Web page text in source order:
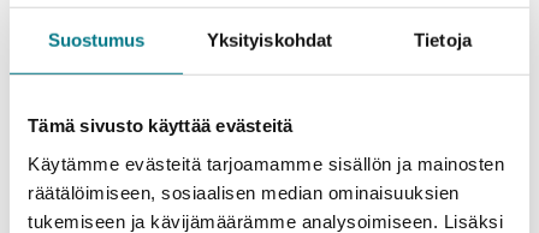
Suostumus Yksityiskohdat Tietoja
Tämä sivusto käyttää evästeitä
Käytämme evästeitä tarjoamamme sisällön ja mainosten
räätälöimiseen, sosiaalisen median ominaisuuksien
tukemiseen ja kävijämäärämme analysoimiseen. Lisäksi
06.08.2026
Game Of Survival
06.08.2026